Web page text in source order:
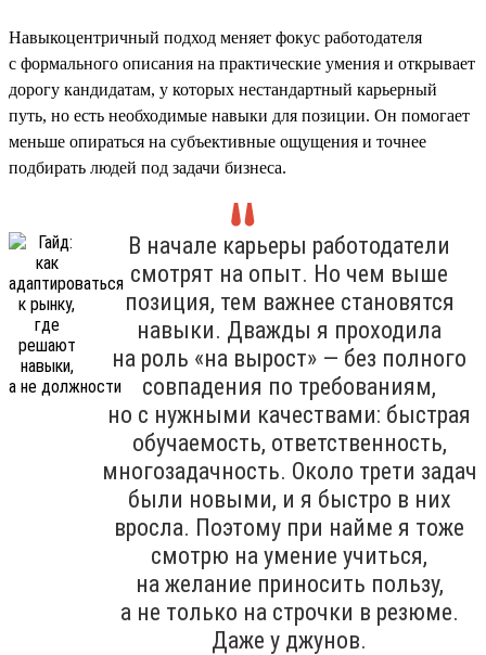
Навыкоцентричный подход меняет фокус работодателя
с формального описания на практические умения и открывает
дорогу кандидатам, у которых нестандартный карьерный
путь, но есть необходимые навыки для позиции. Он помогает
меньше опираться на субъективные ощущения и точнее
подбирать людей под задачи бизнеса.
В начале карьеры работодатели
смотрят на опыт. Но чем выше
позиция, тем важнее становятся
навыки. Дважды я проходила
на роль «на вырост» — без полного
совпадения по требованиям,
но с нужными качествами: быстрая
обучаемость, ответственность,
многозадачность. Около трети задач
были новыми, и я быстро в них
вросла. Поэтому при найме я тоже
смотрю на умение учиться,
на желание приносить пользу,
а не только на строчки в резюме.
Даже у джунов.